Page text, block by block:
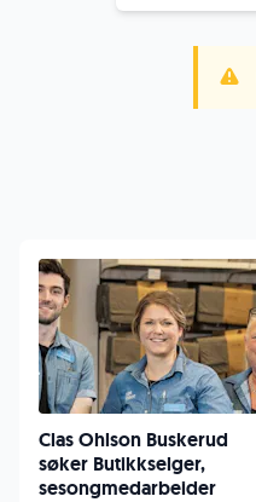
Clas Ohlson Buskerud
søker Butikkselger,
sesongmedarbeider